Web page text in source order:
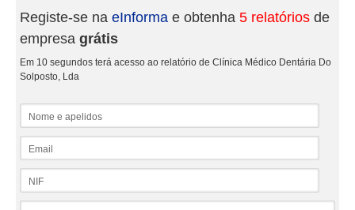
Registe-se na eInforma e obtenha 5 relatórios de
empresa grátis
Em 10 segundos terá acesso ao relatório de Clínica Médico Dentária Do
Solposto, Lda